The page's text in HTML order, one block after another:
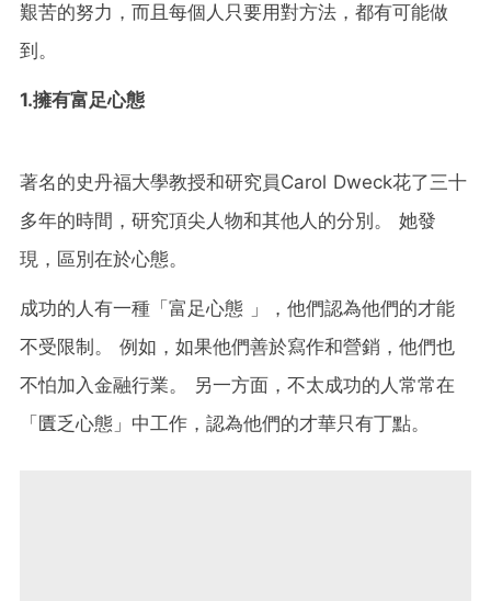
艱苦的努力，而且每個人只要用對方法，都有可能做
到。
1.擁有富足心態
著名的史丹福大學教授和研究員Carol Dweck花了三十
多年的時間，研究頂尖人物和其他人的分別。 她發
現，區別在於心態。
成功的人有一種「富足心態 」，他們認為他們的才能
不受限制。 例如，如果他們善於寫作和營銷，他們也
不怕加入金融行業。 另一方面，不太成功的人常常在
「匱乏心態」中工作，認為他們的才華只有丁點。